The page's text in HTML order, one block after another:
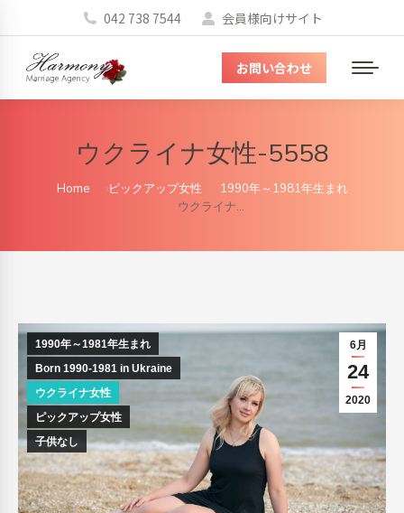
042 738 7544 会員様向けサイト
メ
ニ
お問い合わせ
ウクライナ女性-5558
You are here:
Home ピックアップ女性
1990年～1981年生まれ
ウクライナ…
6月
24
2020
1990年～1981年生まれ
Born 1990-1981 in Ukraine
ウクライナ女性
ピックアップ女性
子供なし